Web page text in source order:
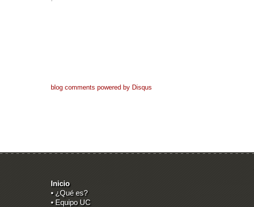
blog comments powered by Disqus
Inicio
• ¿Qué es?
• Equipo UC